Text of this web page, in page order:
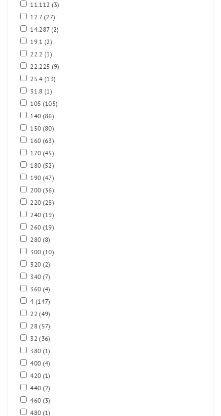
11.112 (3)
12.7(27)
14.287(2)
19.1 (2)
22.2 (1)
22.225 (9)
25.4 (13)
31.8 (1)
105 (105)
140 (86)
150 (80)
160 (63)
170 (45)
180 (52)
190 (47)
200 (36)
220 (28)
240 (19)
260 (19)
280 (8)
300 (10)
320 (2)
340 (7)
360 (4)
4 (147)
22(49)
28(57)
32(36)
380 (1)
400 (4)
420 (1)
440 (2)
460 (3)
480 (1)